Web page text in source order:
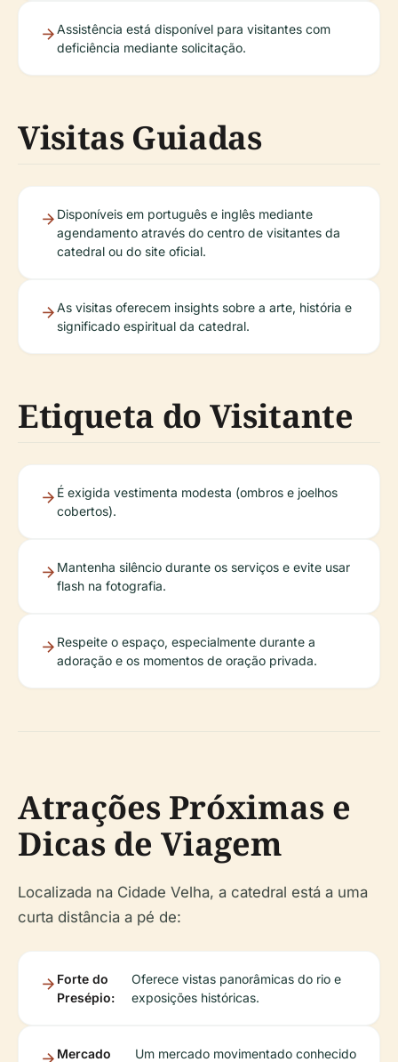
Assistência está disponível para visitantes com
deficiência mediante solicitação.
Visitas Guiadas
Disponíveis em português e inglês mediante
agendamento através do centro de visitantes da
catedral ou do site oficial.
As visitas oferecem insights sobre a arte, história e
significado espiritual da catedral.
Etiqueta do Visitante
É exigida vestimenta modesta (ombros e joelhos
cobertos).
Mantenha silêncio durante os serviços e evite usar
flash na fotografia.
Respeite o espaço, especialmente durante a
adoração e os momentos de oração privada.
Atrações Próximas e
Dicas de Viagem
Localizada na Cidade Velha, a catedral está a uma
curta distância a pé de:
Forte do
Presépio:
Oferece vistas panorâmicas do rio e
exposições históricas.
Mercado
Um mercado movimentado conhecido